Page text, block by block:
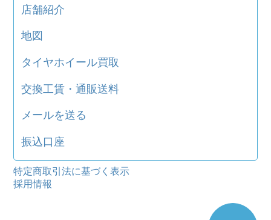
店舗紹介
地図
タイヤホイール買取
交換工賃・通販送料
メールを送る
振込口座
特定商取引法に基づく表示
採用情報